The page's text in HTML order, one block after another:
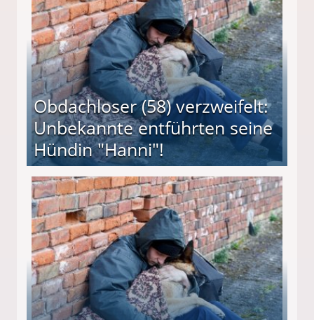
Obdachloser (58) verzweifelt:
Unbekannte entführten seine
Hündin "Hanni"!
entführten seine Hündin "Hanni"!